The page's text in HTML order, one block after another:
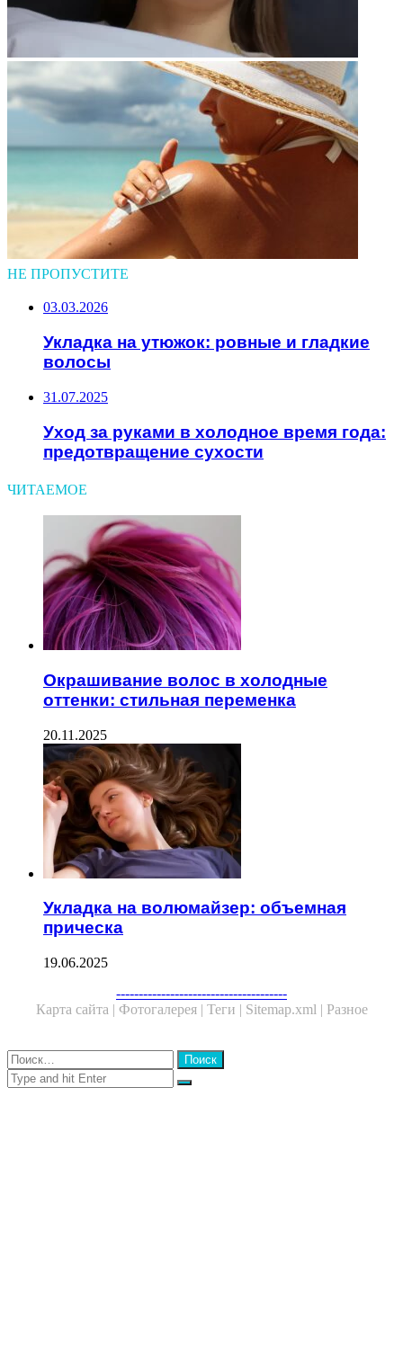
НЕ ПРОПУСТИТЕ
03.03.2026
Укладка на утюжок: ровные и гладкие
волосы
31.07.2025
Уход за руками в холодное время года:
предотвращение сухости
ЧИТАЕМОЕ
Окрашивание волос в холодные
оттенки: стильная переменка
20.11.2025
Укладка на волюмайзер: объемная
прическа
19.06.2025
--------------------------------------
Карта сайта | Фотогалерея | Теги | Sitemap.xml | Разное
Close
Найти:
Close
Search